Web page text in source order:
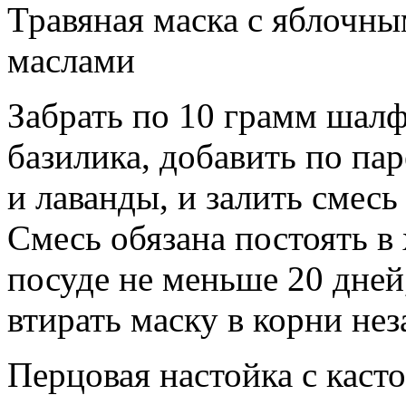
Травяная маска с
маслами
Забрать по 10 грамм
базилика, добавить по
и лаванды, и залить
Смесь обязана постоять
посуде не меньше 20
втирать маску в корни
Перцовая настойка с